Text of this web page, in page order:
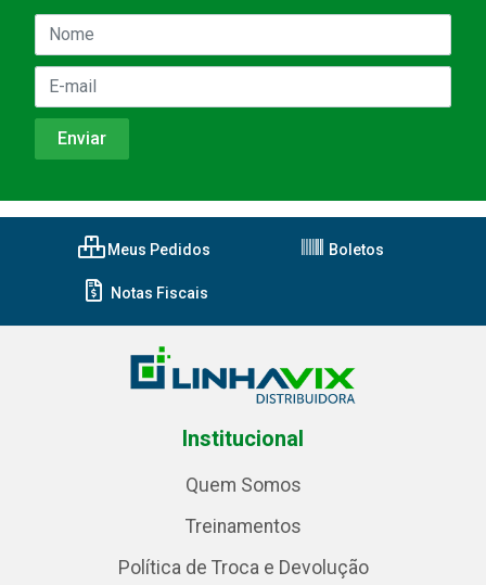
Meus Pedidos Boletos
Notas Fiscais
Institucional
Quem Somos
Treinamentos
Política de Troca e Devolução